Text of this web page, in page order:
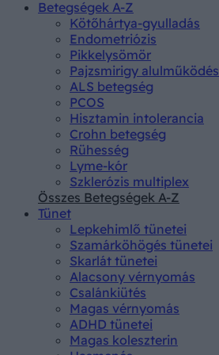
Betegségek A-Z
Kötőhártya-gyulladás
Endometriózis
Pikkelysömör
Pajzsmirigy alulműködés
ALS betegség
PCOS
Hisztamin intolerancia
Crohn betegség
Rühesség
Lyme-kór
Szklerózis multiplex
Összes Betegségek A-Z
Tünet
Lepkehimlő tünetei
Szamárköhögés tünetei
Skarlát tünetei
Alacsony vérnyomás
Csalánkiütés
Magas vérnyomás
ADHD tünetei
Magas koleszterin